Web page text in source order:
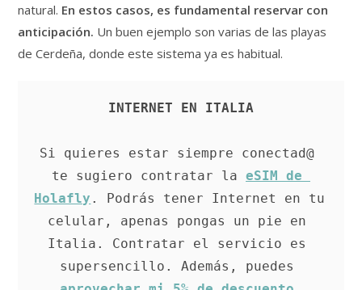
natural. En estos casos, es fundamental reservar con
anticipación. Un buen ejemplo son varias de las playas
de Cerdeña, donde este sistema ya es habitual.
INTERNET EN ITALIA
Si quieres estar siempre conectad@
te sugiero contratar la eSIM de
Holafly . Podrás tener Internet en tu
celular, apenas pongas un pie en
Italia. Contratar el servicio es